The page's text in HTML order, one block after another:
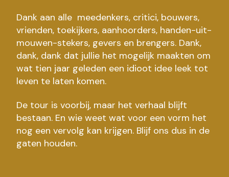
Dank aan alle meedenkers, critici, bouwers,
vrienden, toekijkers, aanhoorders, handen-uit-
mouwen-stekers, gevers en brengers. Dank,
dank, dank dat jullie het mogelijk maakten om
wat tien jaar geleden een idioot idee leek tot
leven te laten komen.
De tour is voorbij, maar het verhaal blijft
bestaan. En wie weet wat voor een vorm het
nog een vervolg kan krijgen. Blijf ons dus in de
gaten houden.